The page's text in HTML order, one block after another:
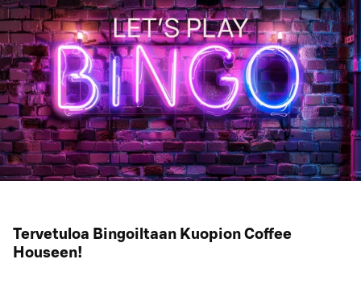
Tervetuloa Bingoiltaan Kuopion Coffee
Houseen!